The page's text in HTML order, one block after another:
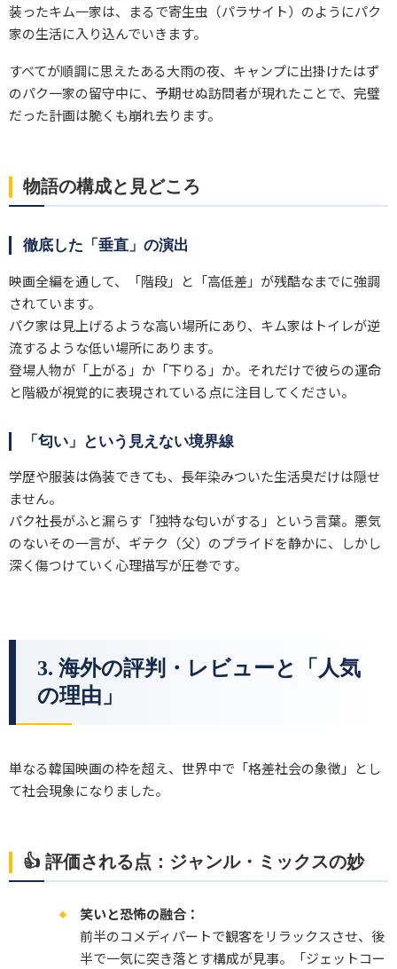
装ったキム一家は、まるで寄生虫（パラサイト）のようにパク
家の生活に入り込んでいきます。
すべてが順調に思えたある大雨の夜、キャンプに出掛けたはず
のパク一家の留守中に、予期せぬ訪問者が現れたことで、完璧
だった計画は脆くも崩れ去ります。
物語の構成と見どころ
徹底した「垂直」の演出
映画全編を通して、「階段」と「高低差」が残酷なまでに強調
されています。
パク家は見上げるような高い場所にあり、キム家はトイレが逆
流するような低い場所にあります。
登場人物が「上がる」か「下りる」か。それだけで彼らの運命
と階級が視覚的に表現されている点に注目してください。
「匂い」という見えない境界線
学歴や服装は偽装できても、長年染みついた生活臭だけは隠せ
ません。
パク社長がふと漏らす「独特な匂いがする」という言葉。悪気
のないその一言が、ギテク（父）のプライドを静かに、しかし
深く傷つけていく心理描写が圧巻です。
3. 海外の評判・レビューと「人気
の理由」
単なる韓国映画の枠を超え、世界中で「格差社会の象徴」とし
て社会現象になりました。
👍 評価される点：ジャンル・ミックスの妙
笑いと恐怖の融合：
前半のコメディパートで観客をリラックスさせ、後
半で一気に突き落とす構成が見事。「ジェットコー